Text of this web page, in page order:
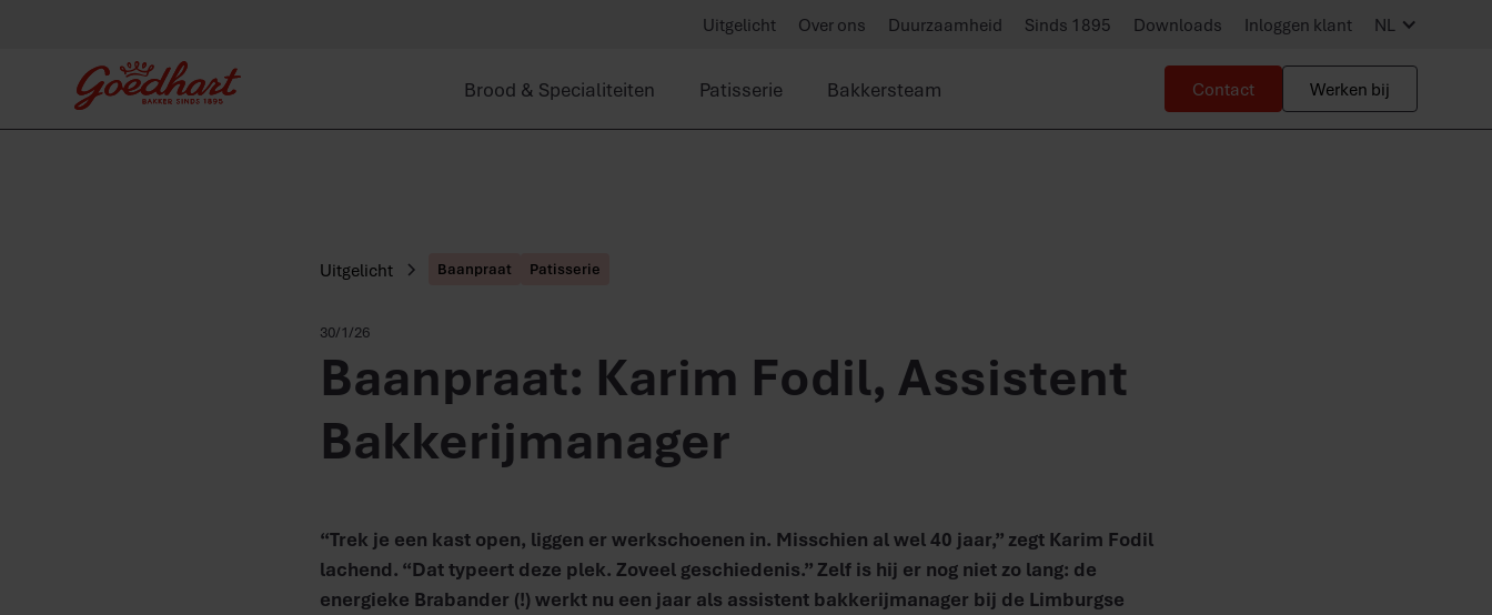
Brood & Specialiteiten Patisserie Bakkersteam
Uitgelicht Over ons Duurzaamheid Sinds 1895 Downloads Inloggen klant NL
Contact Werken bij
Uitgelicht Baanpraat Patisserie
30/1/26
Baanpraat: Karim Fodil, Assistent
Bakkerijmanager
“Trek je een kast open, liggen er werkschoenen in. Misschien al wel 40 jaar,” zegt Karim Fodil
lachend. “Dat typeert deze plek. Zoveel geschiedenis.” Zelf is hij er nog niet zo lang: de
energieke Brabander (!) werkt nu een jaar als assistent bakkerijmanager bij de Limburgse